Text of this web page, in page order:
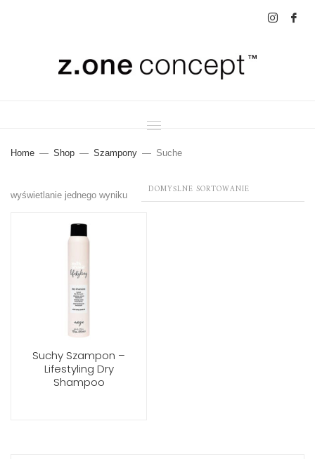
Home Shop Szampony Suche
wyświetlanie jednego wyniku
Suchy Szampon –
Lifestyling Dry
Shampoo